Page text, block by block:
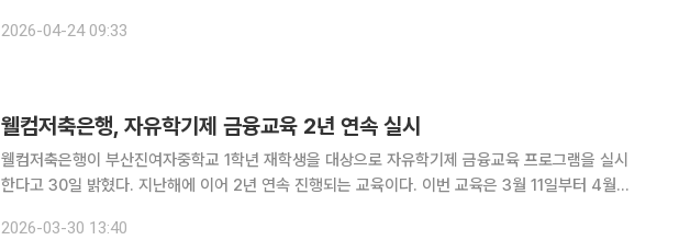
이터를 바탕으로 LG유플러스가 보유한 AI 에이전트 구축
2026-04-24 09:33
웰컴저축은행, 자유학기제 금융교육 2년 연속 실시
웰컴저축은행이 부산진여자중학교 1학년 재학생을 대상으로 자유학기제 금융교육 프로그램을 실시
한다고 30일 밝혔다. 지난해에 이어 2년 연속 진행되는 교육이다. 이번 교육은 3월 11일부터 4월
2026-03-30 13:40